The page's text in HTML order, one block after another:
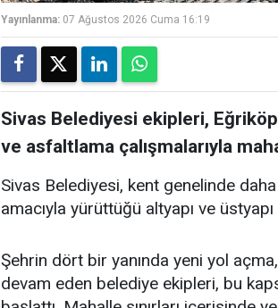
Yayınlanma: 07 Ağustos 2026 Cuma 16:19
Sivas Belediyesi ekipleri,
ve asfaltlama çalışmalarıyla
Sivas Belediyesi, kent genelinde
amacıyla yürüttüğü altyapı ve üstyapı
Şehrin dört bir yanında yeni yol
devam eden belediye ekipleri, bu